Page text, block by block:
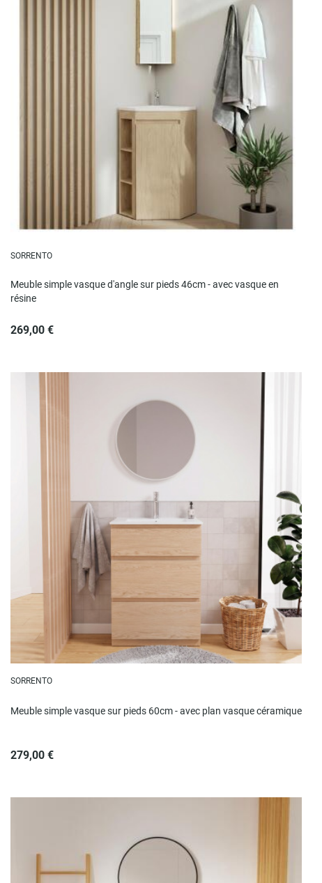
SORRENTO
Meuble simple vasque d'angle sur pieds 46cm - avec vasque en
résine
269,00 €
SORRENTO
Meuble simple vasque sur pieds 60cm - avec plan vasque céramique
279,00 €